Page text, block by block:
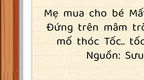
Mẹ mua cho bé
Đứng trên mâm
mổ thóc Tốc..
Nguồn: